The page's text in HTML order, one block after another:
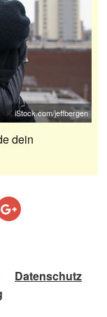
iStock.com/jeffbergen
dein
Datenschutz